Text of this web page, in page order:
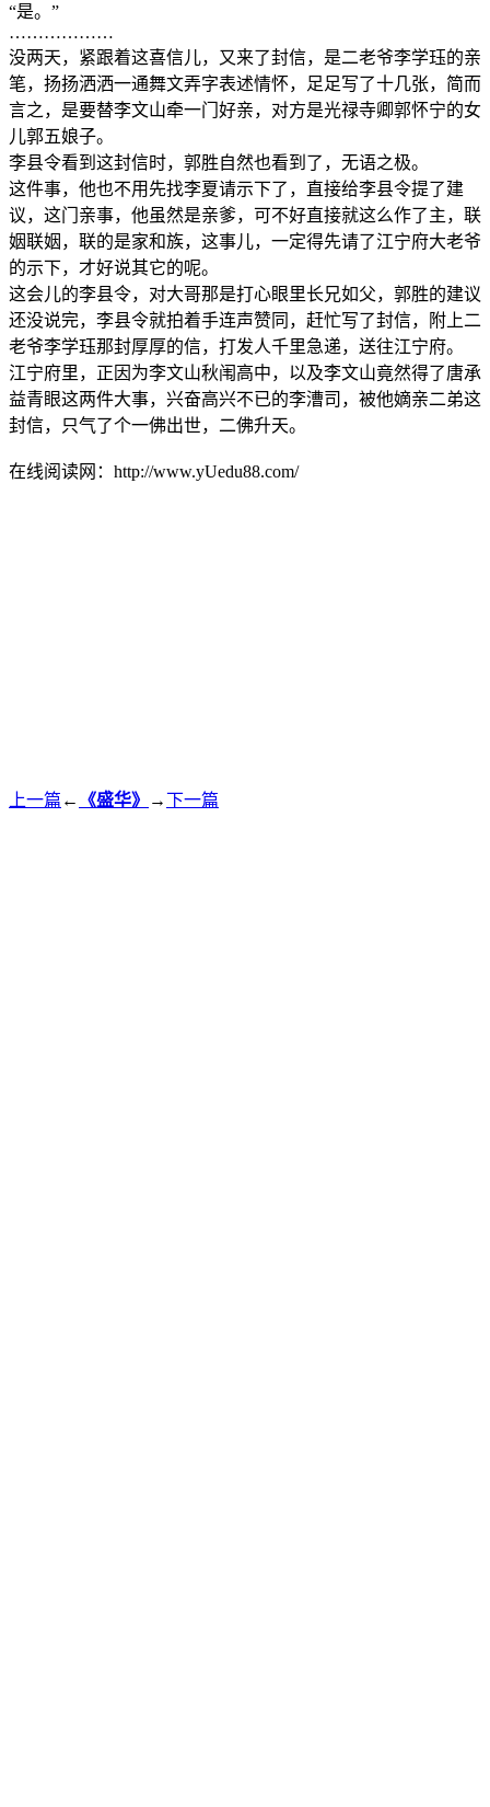
“是。”
………………
没两天，紧跟着这喜信儿，又来了封信，是二老爷李学珏的亲
笔，扬扬洒洒一通舞文弄字表述情怀，足足写了十几张，简而
言之，是要替李文山牵一门好亲，对方是光禄寺卿郭怀宁的女
儿郭五娘子。
李县令看到这封信时，郭胜自然也看到了，无语之极。
这件事，他也不用先找李夏请示下了，直接给李县令提了建
议，这门亲事，他虽然是亲爹，可不好直接就这么作了主，联
姻联姻，联的是家和族，这事儿，一定得先请了江宁府大老爷
的示下，才好说其它的呢。
这会儿的李县令，对大哥那是打心眼里长兄如父，郭胜的建议
还没说完，李县令就拍着手连声赞同，赶忙写了封信，附上二
老爷李学珏那封厚厚的信，打发人千里急递，送往江宁府。
江宁府里，正因为李文山秋闱高中，以及李文山竟然得了唐承
益青眼这两件大事，兴奋高兴不已的李漕司，被他嫡亲二弟这
封信，只气了个一佛出世，二佛升天。
在线阅读网：http://www.yUedu88.com/
上一篇 ← 《盛华》 →下一篇